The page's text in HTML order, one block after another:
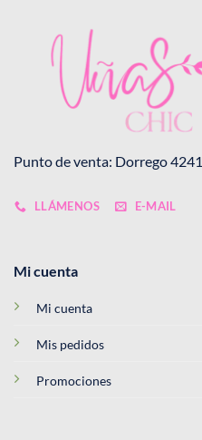
Punto de venta: Dorrego 4241
LLÁMENOS E-MAIL
Mi cuenta
Mi cuenta
Mis pedidos
Promociones